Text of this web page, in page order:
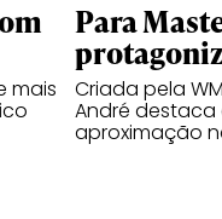
mais
Para
Criada pela
André
aproximação